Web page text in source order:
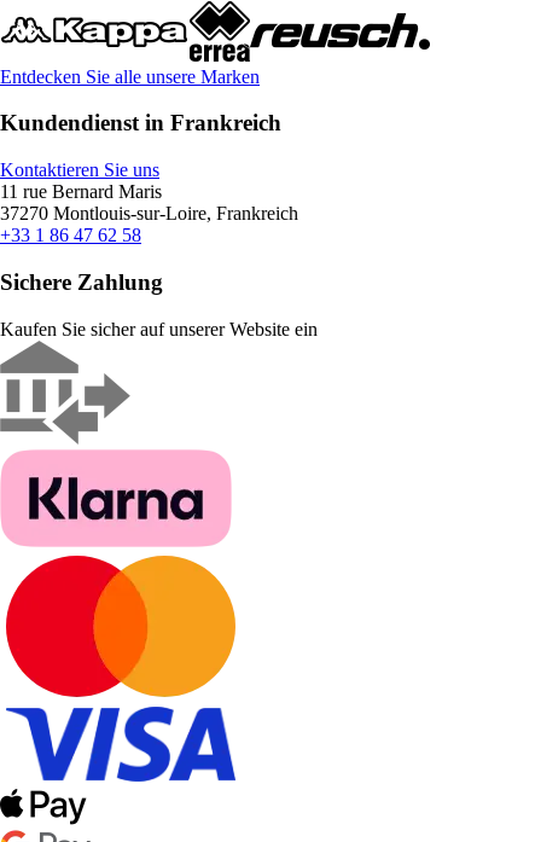
Entdecken Sie alle unsere Marken
Kundendienst in Frankreich
Kontaktieren Sie uns
11 rue Bernard Maris
37270 Montlouis-sur-Loire, Frankreich
+33 1 86 47 62 58
Sichere Zahlung
Kaufen Sie sicher auf unserer Website ein